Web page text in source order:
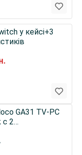
у кейсі+3
GA31 TV-PC
с 2